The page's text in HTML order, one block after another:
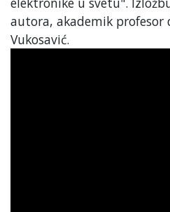
autora, akademik profesor
Vukosavić.